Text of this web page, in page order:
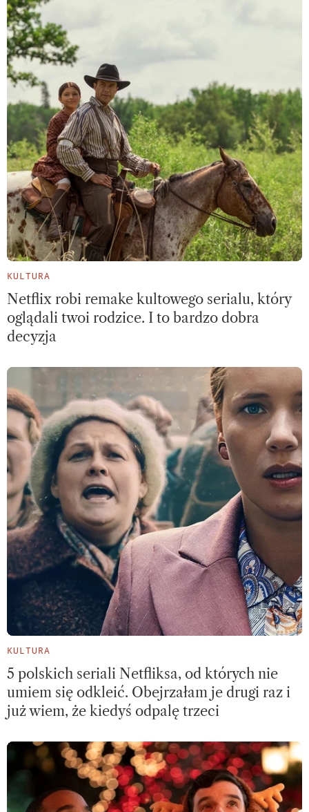
KULTURA
Netflix robi remake kultowego serialu, który
oglądali twoi rodzice. I to bardzo dobra
decyzja
KULTURA
5 polskich seriali Netfliksa, od których nie
umiem się odkleić. Obejrzałam je drugi raz i
już wiem, że kiedyś odpalę trzeci